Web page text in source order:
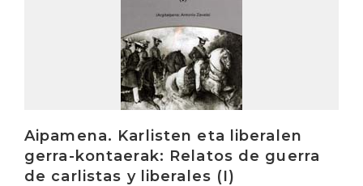
Aipamena. Karlisten eta liberalen
gerra-kontaerak: Relatos de guerra
de carlistas y liberales (I)